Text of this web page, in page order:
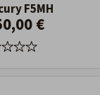
F5MH
€